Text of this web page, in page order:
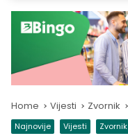
Home Vijesti Zvornik
Najnovije Vijesti Zvornik